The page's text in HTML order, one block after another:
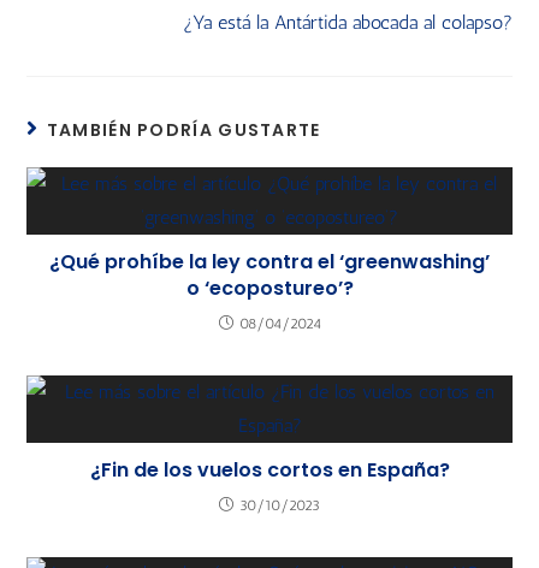
¿Ya está la Antártida abocada al colapso?
TAMBIÉN PODRÍA GUSTARTE
¿Qué prohíbe la ley contra el ‘greenwashing’
o ‘ecopostureo’?
08/04/2024
¿Fin de los vuelos cortos en España?
30/10/2023